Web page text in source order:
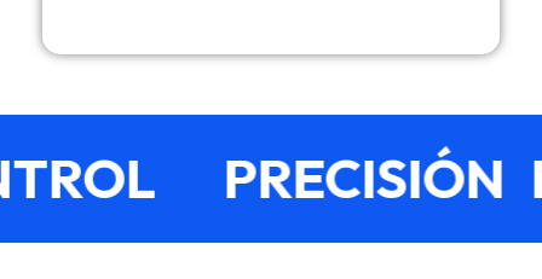
PRECISIÓN